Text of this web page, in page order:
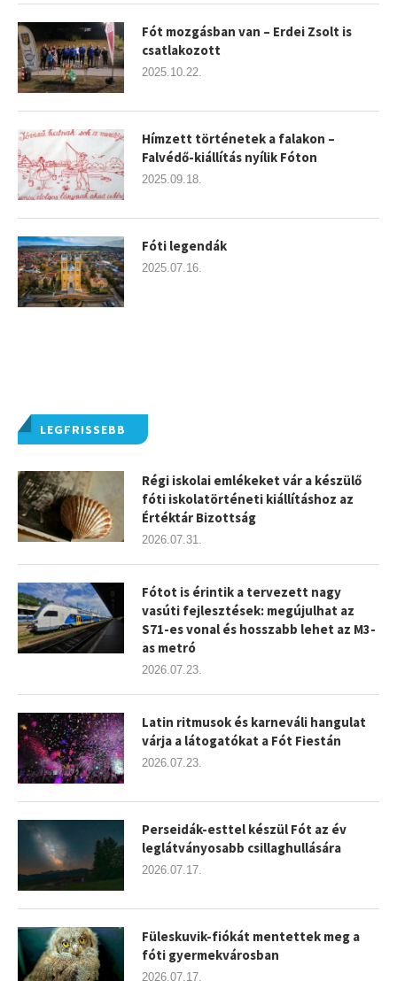
LEGFRISSEBB
Régi iskolai emlékeket vár a készülő
fóti iskolatörténeti kiállításhoz az
Értéktár Bizottság
2026.07.31.
Fótot is érintik a tervezett nagy
vasúti fejlesztések: megújulhat az
S71-es vonal és hosszabb lehet az M3-
as metró
2026.07.23.
Latin ritmusok és karneváli hangulat
várja a látogatókat a Fót Fiestán
2026.07.23.
Perseidák-esttel készül Fót az év
leglátványosabb csillaghullására
2026.07.17.
Füleskuvik-fiókát mentettek meg a
fóti gyermekvárosban
2026.07.17.
Fót mozgásban van – Erdei Zsolt is
csatlakozott
2025.10.22.
Hímzett történetek a falakon –
Falvédő-kiállítás nyílik Fóton
2025.09.18.
Fóti legendák
2025.07.16.